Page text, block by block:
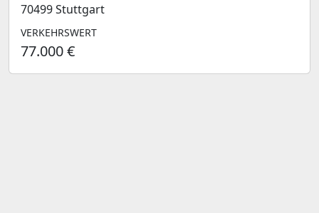
70499 Stuttgart
VERKEHRSWERT
77.000 €